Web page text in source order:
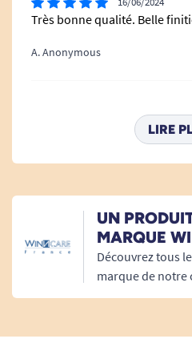
Très bonne qualité. Belle
A. Anonymous
25/06/2015
pas encore recu la commande
A. Anonymous
Superbe.....
LIRE
UN
MARQUE
Découvrez tous
marque de notre